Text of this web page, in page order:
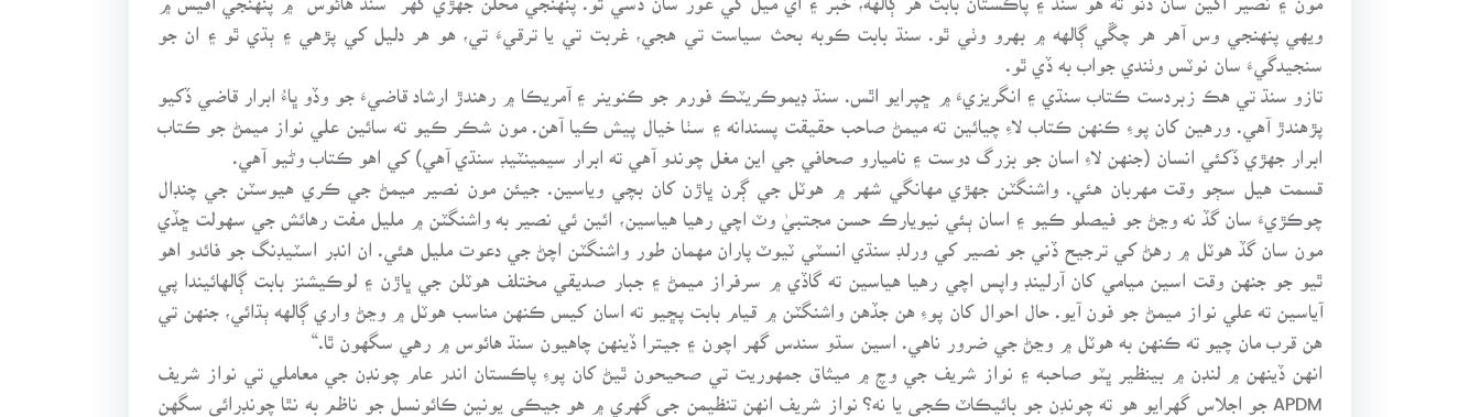
ويهي پنهنجي وس آهر هر چڱي ڳالهه ۾ بهرو وٺي ٿو. سنڌ بابت ڪوبه بحث سياست تي هجي، غربت تي يا ترقيءَ تي، هو هر دليل کي پڙهي ۽ ٻڌي ٿو ۽ ان جو
سنجيدگيءَ سان نوٽس وٺندي جواب به ڏي ٿو.
تازو سنڌ تي هڪ زبردست ڪتاب سنڌي ۽ انگريزيءَ ۾ ڇپرايو اٿس. سنڌ ڊيموڪريٽڪ فورم جو ڪنوينر ۽ آمريڪا ۾ رهندڙ ارشاد قاضيءَ جو وڏو ڀاءُ ابرار قاضي ڏکيو
پڙهندڙ آهي. ورهين کان پوءِ ڪنهن ڪتاب لاءِ چيائين ته ميمڻ صاحب حقيقت پسندانه ۽ سٺا خيال پيش ڪيا آهن. مون شڪر ڪيو ته سائين علي نواز ميمڻ جو ڪتاب
ابرار جهڙي ڏکئي انسان (جنهن لاءِ اسان جو بزرگ دوست ۽ ناميارو صحافي جي اين مغل چوندو آهي ته ابرار سيمينٽيڊ سنڌي آهي) کي اهو ڪتاب وڻيو آهي.
قسمت هيل سڄو وقت مهربان هئي. واشنگٽن جهڙي مهانگي شهر ۾ هوٽل جي ڳرن ڀاڙن کان بچي وياسين. جيئن مون نصير ميمڻ جي ڪري هيوسٽن جي چنڊال
چوڪڙيءَ سان گڏ نه وڃڻ جو فيصلو ڪيو ۽ اسان ٻئي نيويارڪ حسن مجتبيٰ وٽ اچي رهيا هياسين، ائين ئي نصير به واشنگٽن ۾ مليل مفت رهائش جي سهولت ڇڏي
مون سان گڏ هوٽل ۾ رهڻ کي ترجيح ڏني جو نصير کي ورلڊ سنڌي انسٽي ٽيوٽ پاران مهمان طور واشنگٽن اچڻ جي دعوت مليل هئي. ان انڊر اسٽيڊنگ جو فائدو اهو
ٿيو جو جنهن وقت اسين ميامي کان آرلينڊ واپس اچي رهيا هياسين ته گاڏي ۾ سرفراز ميمڻ ۽ جبار صديقي مختلف هوٽلن جي ڀاڙن ۽ لوڪيشنز بابت ڳالهائيندا پي
آياسين ته علي نواز ميمڻ جو فون آيو. حال احوال کان پوءِ هن جڏهن واشنگٽن ۾ قيام بابت پڇيو ته اسان کيس ڪنهن مناسب هوٽل ۾ وڃڻ واري ڳالهه ٻڌائي، جنهن تي
هن قرب مان چيو ته ڪنهن به هوٽل ۾ وڃڻ جي ضرور ناهي. اسين سڌو سندس گهر اچون ۽ جيترا ڏينهن چاهيون سنڌ هائوس ۾ رهي سگهون ٿا.“
انهن ڏينهن ۾ لنڊن ۾ بينظير ڀٽو صاحبه ۽ نواز شريف جي وچ ۾ ميثاق جمهوريت تي صحيحون ٿيڻ کان پوءِ پاڪستان اندر عام چونڊن جي معاملي تي نواز شريف
APDM جو اجلاس گهرايو هو ته چونڊن جو بائيڪاٽ ڪجي يا نه؟ نواز شريف انهن تنظيمن جي گهري ۾ هو جيڪي يونين ڪائونسل جو ناظم به نٿا چونڊرائي سگهن